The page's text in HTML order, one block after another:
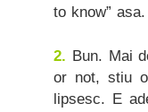
to know” asa.
2. Bun. Mai
or not, stiu
lipsesc. E